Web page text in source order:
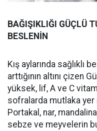
BAĞIŞIKLIĞI GÜÇLÜ
BESLENİN
Kış aylarında sağlıklı
arttığının altını çizen
yüksek, lif, A ve C
sofralarda mutlaka
Portakal, nar,
sebze ve meyvelerin